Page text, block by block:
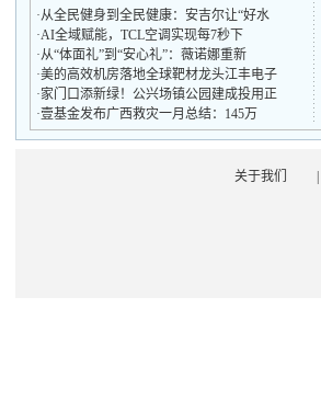
·从全民健身到全民健康：安吉尔让“好水
·AI全域赋能，TCL空调实现每7秒下
·从“体面礼”到“安心礼”：薇诺娜重新
·美的高效机房落地全球靶材龙头江丰电子
·家门口添新绿！公兴场镇公园建成投用正
·壹基金发布广西救灾一月总结：145万
关于我们